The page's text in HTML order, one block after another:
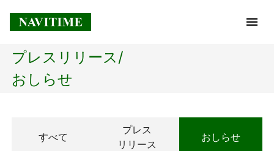
トップページ
経営理念
プレスリリース/
おしらせ
すべて
プレス
リリース
おしらせ